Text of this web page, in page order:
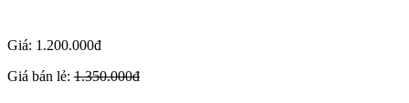
Giá: 1.200.000đ
Giá bán lẻ: 1.350.000đ